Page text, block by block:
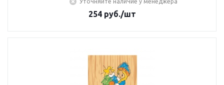
254 руб./шт